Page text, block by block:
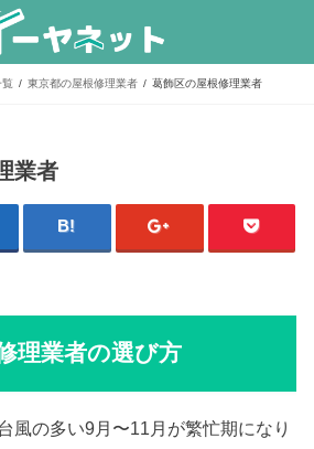
東京都の屋根修理業者 葛飾区の屋根修理業者
業者
理業者の選び方
風の多い9月〜11月が繁忙期になり